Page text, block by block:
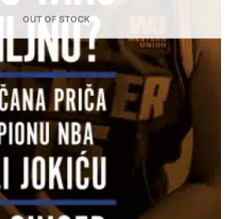
OUT OF STOCK